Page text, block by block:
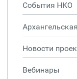
События НКО
Новости
Вебинары